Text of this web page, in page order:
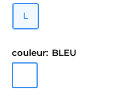
L
couleur: BLEU